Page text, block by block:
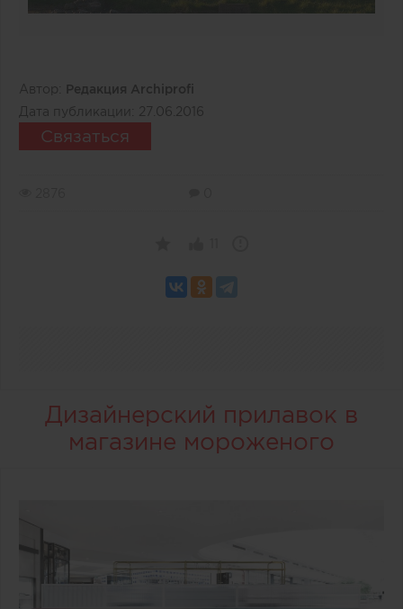
Автор:
Редакция Archiprofi
Дата публикации:
27.06.2016
Связаться
Дизайнерский прилавок в
магазине мороженого